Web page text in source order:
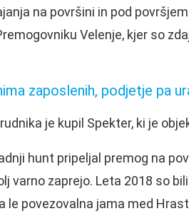
na površini in pod
Velenje, kjer so
zaposlenih, podjetje pa
je kupil Spekter, ki je
hunt pripeljal premog na
varno zaprejo. Leta 2018 so
le povezovalna jama med